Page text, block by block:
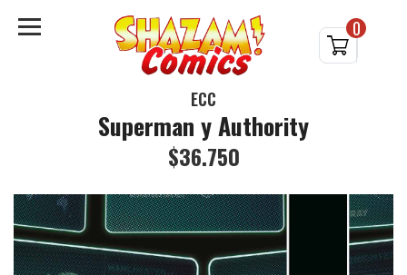
0
ECC
Superman y Authority
$36.750